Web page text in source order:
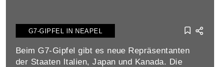
G7-GIPFEL IN NEAPEL
Beim G7-Gipfel gibt es neue Repräsentanten
der Staaten Italien, Japan und Kanada. Die